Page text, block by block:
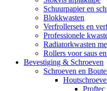
Schuurpapier en
Blokkwasten
Verfrollersets en
Professionele
Radiatorkwasten
Rollers voor saus
Bevestiging & Schroeven
Schroeven en
Proftec